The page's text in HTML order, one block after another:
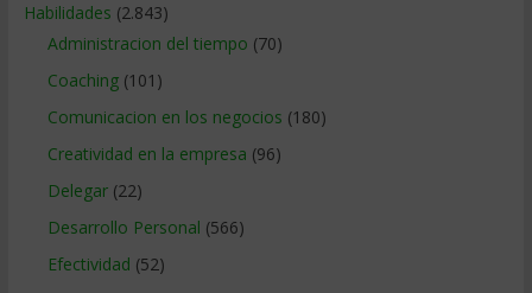
Habilidades (2.843)
Administracion del tiempo (70)
Coaching(101)
Comunicacion en los negocios (180)
Creatividad en la empresa (96)
Delegar(22)
Desarrollo Personal (566)
Efectividad (52)